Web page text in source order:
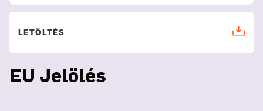
EU Jelölés
LETÖLTÉS